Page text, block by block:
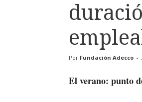
Por Fundación Adecco -
El verano: punto